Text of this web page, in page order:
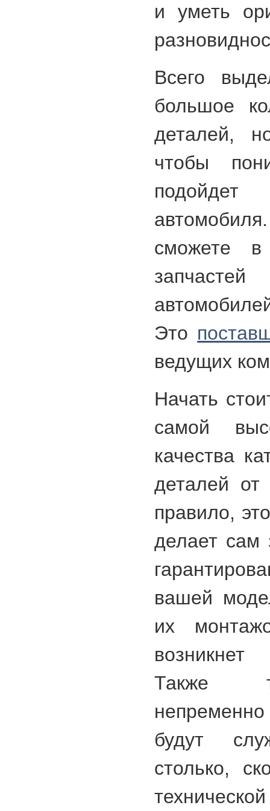
и уметь
Всего
большое
деталей,
чтобы
сможете в
Это
ведущих
Начать
самой
качества
деталей от
правило,
делает сам
вашей
их
Также
будут
столько,